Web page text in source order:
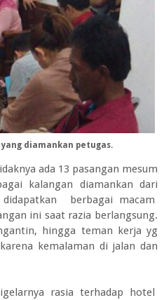
diamankan petugas.
ada 13 pasangan mesum
kalangan diamankan dari
berbagai macam
ini saat razia berlangsung.
hingga teman kerja yg
kemalaman di jalan dan
rasia terhadap hotel